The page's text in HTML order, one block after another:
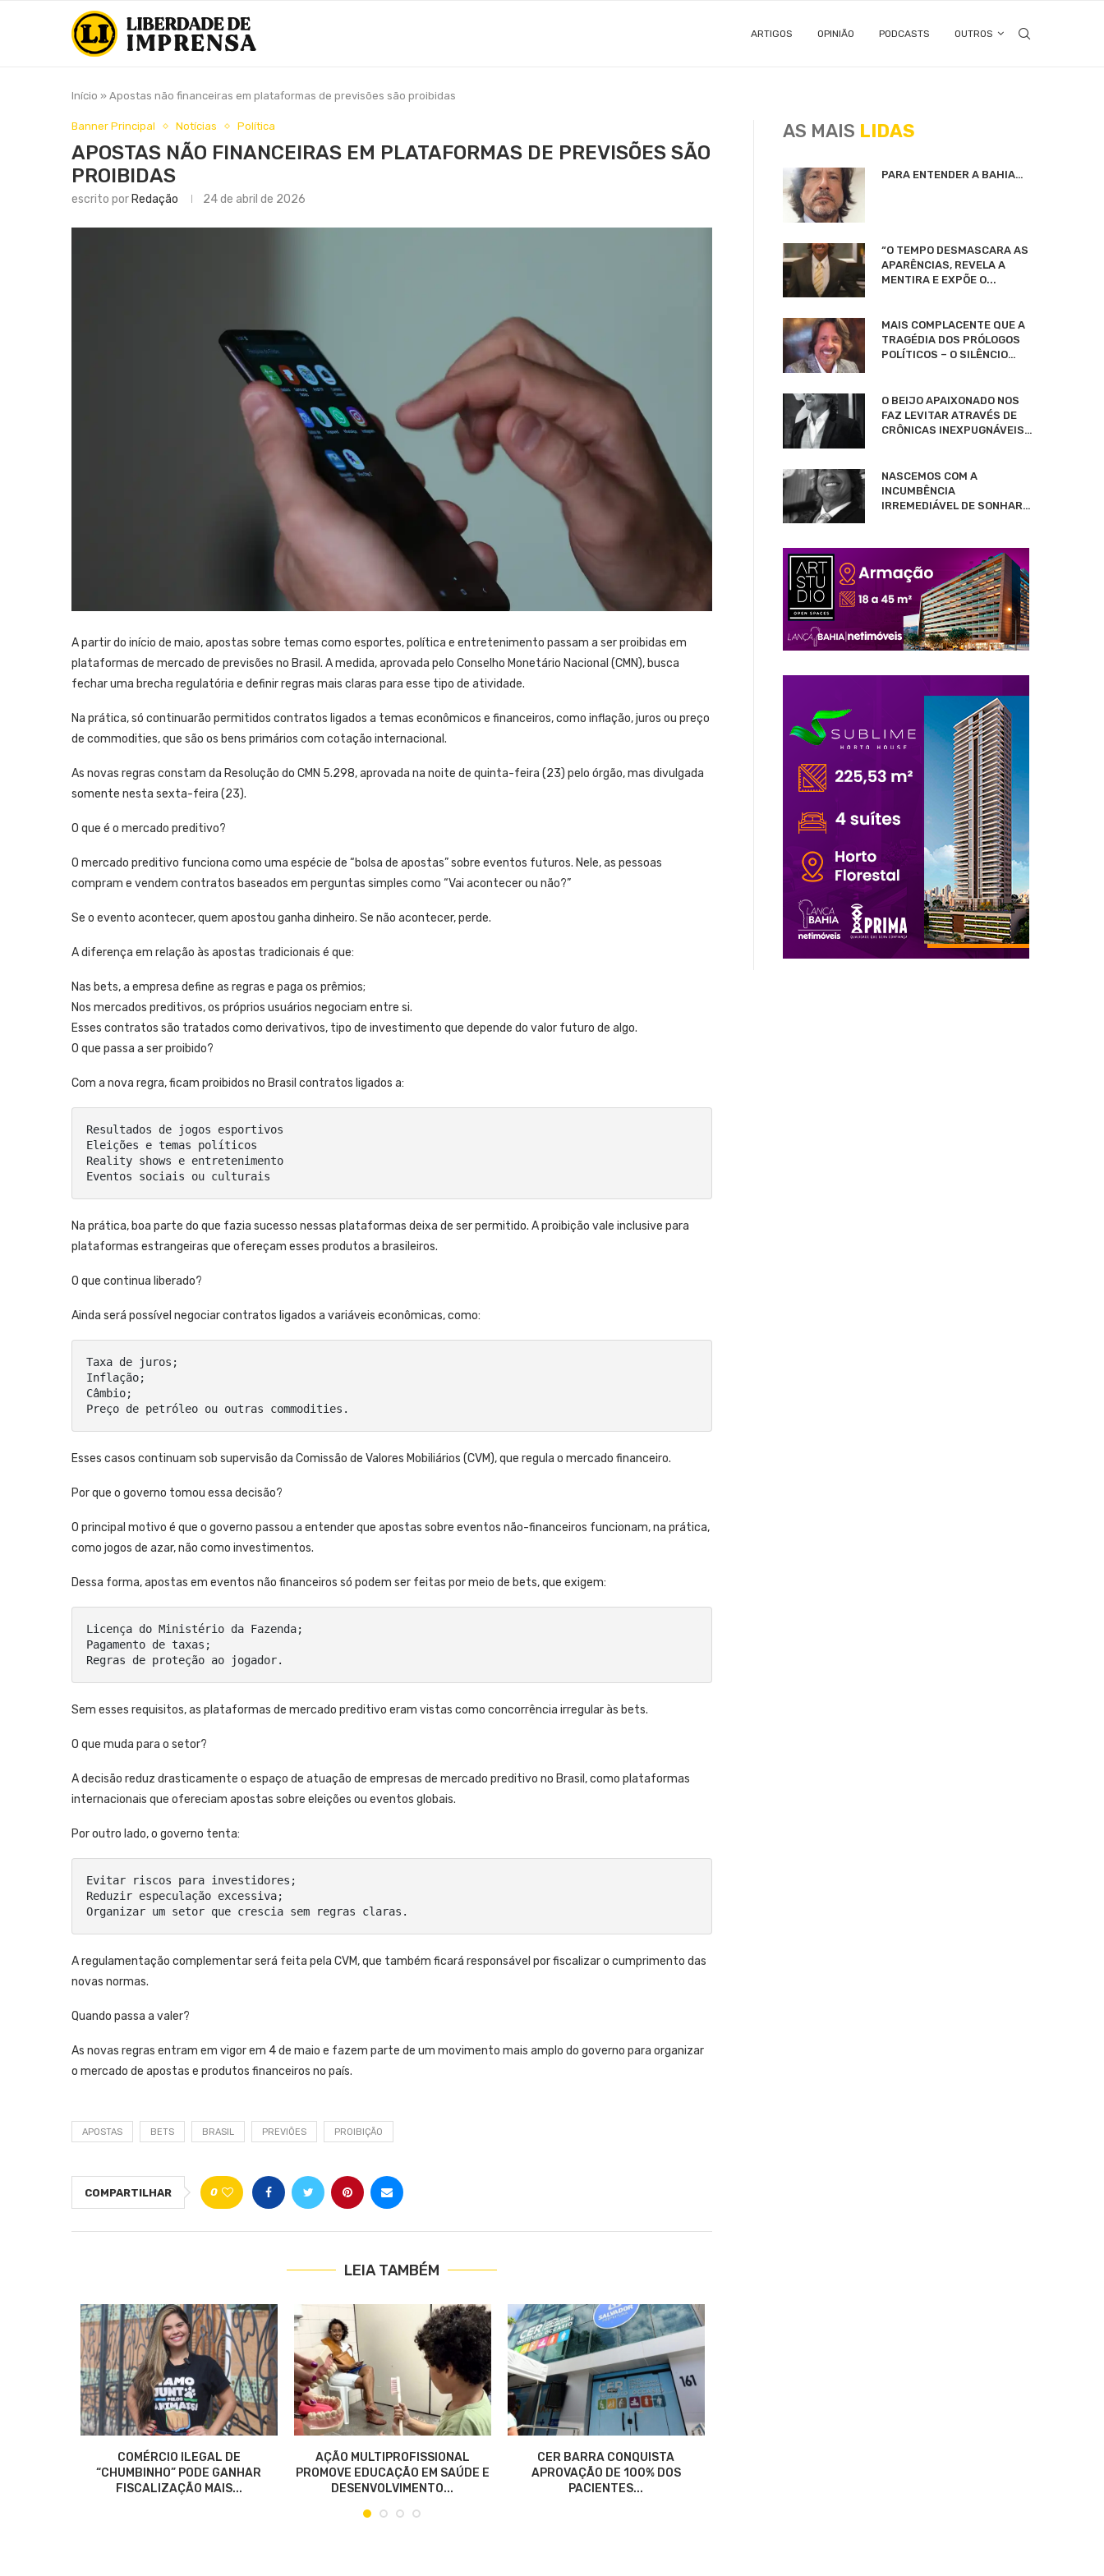
ARTIGOS OPINIÃO PODCASTS OUTROS
Início » Apostas não financeiras em plataformas de previsões são proibidas
Banner Principal Notícias Política
APOSTAS NÃO FINANCEIRAS EM PLATAFORMAS DE PREVISÕES SÃO
PROIBIDAS
escrito por Redação 24 de abril de 2026
A partir do início de maio, apostas sobre temas como esportes, política e entretenimento passam a ser proibidas em
plataformas de mercado de previsões no Brasil. A medida, aprovada pelo Conselho Monetário Nacional (CMN), busca
fechar uma brecha regulatória e definir regras mais claras para esse tipo de atividade.
Na prática, só continuarão permitidos contratos ligados a temas econômicos e financeiros, como inflação, juros ou preço
de commodities, que são os bens primários com cotação internacional.
As novas regras constam da Resolução do CMN 5.298, aprovada na noite de quinta-feira (23) pelo órgão, mas divulgada
somente nesta sexta-feira (23).
O que é o mercado preditivo?
O mercado preditivo funciona como uma espécie de “bolsa de apostas” sobre eventos futuros. Nele, as pessoas
compram e vendem contratos baseados em perguntas simples como “Vai acontecer ou não?”
Se o evento acontecer, quem apostou ganha dinheiro. Se não acontecer, perde.
A diferença em relação às apostas tradicionais é que:
Nas bets, a empresa define as regras e paga os prêmios;
Nos mercados preditivos, os próprios usuários negociam entre si.
Esses contratos são tratados como derivativos, tipo de investimento que depende do valor futuro de algo.
O que passa a ser proibido?
Com a nova regra, ficam proibidos no Brasil contratos ligados a:
Resultados de jogos esportivos
Eleições e temas políticos
Reality shows e entretenimento
Eventos sociais ou culturais
Na prática, boa parte do que fazia sucesso nessas plataformas deixa de ser permitido. A proibição vale inclusive para
plataformas estrangeiras que ofereçam esses produtos a brasileiros.
O que continua liberado?
Ainda será possível negociar contratos ligados a variáveis econômicas, como:
Taxa de juros;
Inflação;
Câmbio;
Preço de petróleo ou outras commodities.
Esses casos continuam sob supervisão da Comissão de Valores Mobiliários (CVM), que regula o mercado financeiro.
Por que o governo tomou essa decisão?
O principal motivo é que o governo passou a entender que apostas sobre eventos não-financeiros funcionam, na prática,
como jogos de azar, não como investimentos.
Dessa forma, apostas em eventos não financeiros só podem ser feitas por meio de bets, que exigem:
Licença do Ministério da Fazenda;
Pagamento de taxas;
Regras de proteção ao jogador.
Sem esses requisitos, as plataformas de mercado preditivo eram vistas como concorrência irregular às bets.
O que muda para o setor?
A decisão reduz drasticamente o espaço de atuação de empresas de mercado preditivo no Brasil, como plataformas
internacionais que ofereciam apostas sobre eleições ou eventos globais.
Por outro lado, o governo tenta:
Evitar riscos para investidores;
Reduzir especulação excessiva;
Organizar um setor que crescia sem regras claras.
A regulamentação complementar será feita pela CVM, que também ficará responsável por fiscalizar o cumprimento das
novas normas.
Quando passa a valer?
As novas regras entram em vigor em 4 de maio e fazem parte de um movimento mais amplo do governo para organizar
o mercado de apostas e produtos financeiros no país.
APOSTAS BETS BRASIL PREVIÕES PROIBIÇÃO
COMPARTILHAR 0
LEIA TAMBÉM
COMÉRCIO ILEGAL DE
“CHUMBINHO” PODE GANHAR
FISCALIZAÇÃO MAIS...
AÇÃO MULTIPROFISSIONAL
PROMOVE EDUCAÇÃO EM SAÚDE E
DESENVOLVIMENTO...
CER BARRA CONQUISTA
APROVAÇÃO DE 100% DOS
PACIENTES...
AS MAIS LIDAS
PARA ENTENDER A BAHIA…
“O TEMPO DESMASCARA AS
APARÊNCIAS, REVELA A
MENTIRA E EXPÕE O...
MAIS COMPLACENTE QUE A
TRAGÉDIA DOS PRÓLOGOS
POLÍTICOS – O SILÊNCIO…
O BEIJO APAIXONADO NOS
FAZ LEVITAR ATRAVÉS DE
CRÔNICAS INEXPUGNÁVEIS…
NASCEMOS COM A
INCUMBÊNCIA
IRREMEDIÁVEL DE SONHAR…